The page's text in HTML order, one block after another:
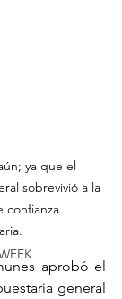
ya que el
sobrevivió a la
confianza
aprobó el
general